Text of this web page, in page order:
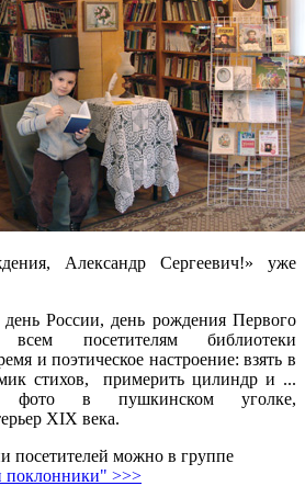
Александр Сергеевич!» уже
России, день рождения Первого
посетителям библиотеки
и поэтическое настроение: взять в
стихов, примерить цилиндр и ...
фото в пушкинском уголке,
XIX века.
посетителей можно в группе
поклонники" >>>